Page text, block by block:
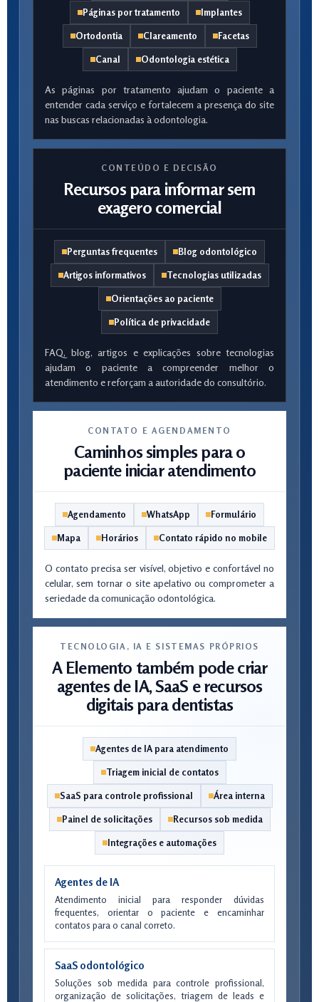
Páginas por tratamento Implantes
Ortodontia Clareamento Facetas
Canal Odontologia estética
As páginas por tratamento ajudam o paciente a
entender cada serviço e fortalecem a presença do site
nas buscas relacionadas à odontologia.
CONTEÚDO E DECISÃO
Recursos para informar sem
exagero comercial
Perguntas frequentes Blog odontológico
Artigos informativos Tecnologias utilizadas
Orientações ao paciente
Política de privacidade
FAQ, blog, artigos e explicações sobre tecnologias
ajudam o paciente a compreender melhor o
atendimento e reforçam a autoridade do consultório.
CONTATO E AGENDAMENTO
Caminhos simples para o
paciente iniciar atendimento
Agendamento WhatsApp Formulário
Mapa Horários Contato rápido no mobile
O contato precisa ser visível, objetivo e confortável no
celular, sem tornar o site apelativo ou comprometer a
seriedade da comunicação odontológica.
TECNOLOGIA, IA E SISTEMAS PRÓPRIOS
A Elemento também pode criar
agentes de IA, SaaS e recursos
digitais para dentistas
Agentes de IA para atendimento
Triagem inicial de contatos
SaaS para controle profissional Área interna
Painel de solicitações Recursos sob medida
Integrações e automações
Agentes de IA
Atendimento inicial para responder dúvidas
frequentes, orientar o paciente e encaminhar
contatos para o canal correto.
SaaS odontológico
Soluções sob medida para controle profissional,
organização de solicitações, triagem de leads e